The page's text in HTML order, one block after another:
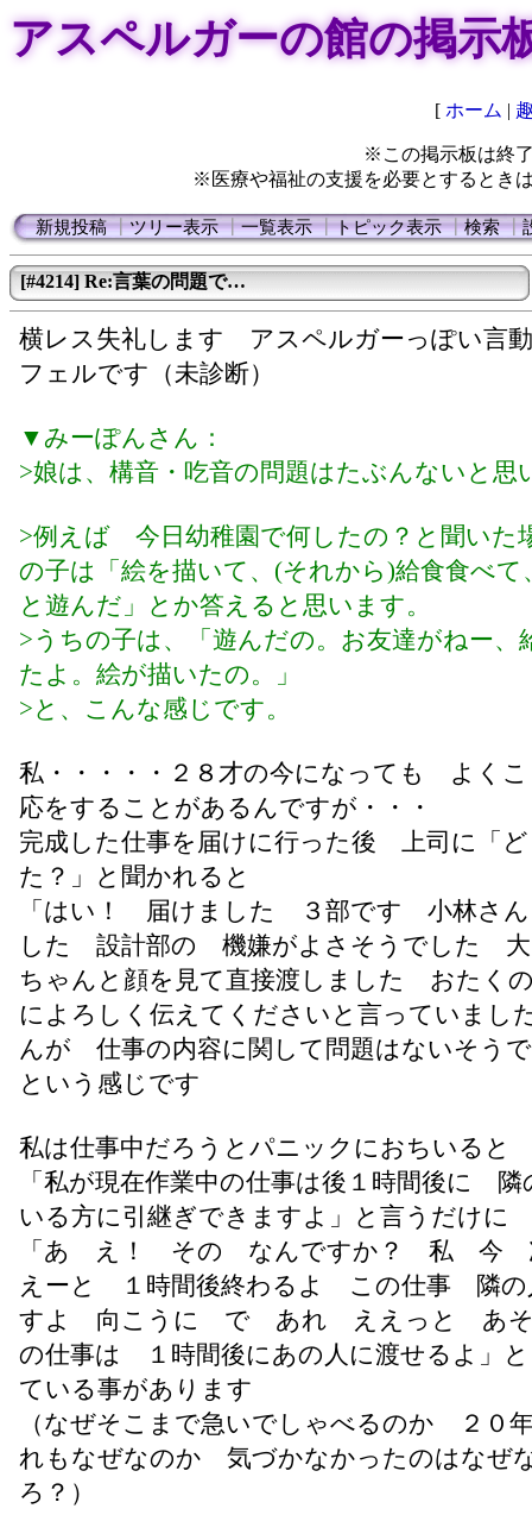
アスペルガーの館の掲示
[ ホーム |
※この掲示板は終
※医療や福祉の支援を必要とするとき
新規投稿┃ツリー表示┃一覧表示┃トピック表示┃検索┃
[#4214] Re:言葉の問題で…
横レス失礼します アスペルガーっぽい言
フェルです（未診断）
▼みーぽんさん：
>娘は、構音・吃音の問題はたぶんないと思
>例えば 今日幼稚園で何したの？と聞いた
の子は「絵を描いて、(それから)給食食べて
と遊んだ」とか答えると思います。
>うちの子は、「遊んだの。お友達がねー、
たよ。絵が描いたの。」
>と、こんな感じです。
私・・・・・２８才の今になっても よく
応をすることがあるんですが・・・
完成した仕事を届けに行った後 上司に「
た？」と聞かれると
「はい！ 届けました ３部です 小林さん
した 設計部の 機嫌がよさそうでした 大
ちゃんと顔を見て直接渡しました おたく
によろしく伝えてくださいと言っていま
んが 仕事の内容に関して問題はないそう
という感じです
私は仕事中だろうとパニックにおちいると
「私が現在作業中の仕事は後１時間後に 隣
いる方に引継ぎできますよ」と言うだけに
「あ え！ その なんですか？ 私 今
えーと １時間後終わるよ この仕事 隣
すよ 向こうに で あれ ええっと あ
の仕事は １時間後にあの人に渡せるよ」
ている事があります
（なぜそこまで急いでしゃべるのか ２０
れもなぜなのか 気づかなかったのはなぜ
ろ？）